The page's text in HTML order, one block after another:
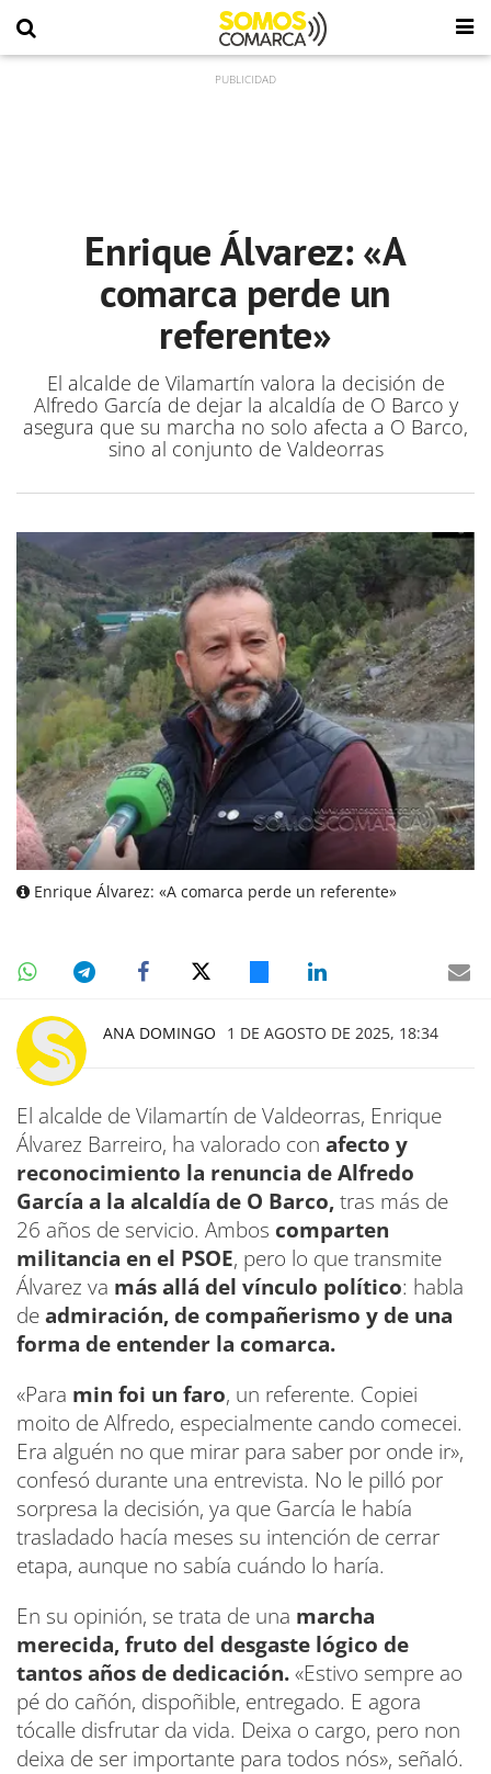
Enrique Álvarez: «A
comarca perde un
referente»
El alcalde de Vilamartín valora la decisión de
Alfredo García de dejar la alcaldía de O Barco y
asegura que su marcha no solo afecta a O Barco,
sino al conjunto de Valdeorras
Enrique Álvarez: «A comarca perde un referente»
ANA DOMINGO 1 DE AGOSTO DE 2025, 18:34
El alcalde de Vilamartín de Valdeorras, Enrique
Álvarez Barreiro, ha valorado con afecto y
reconocimiento la renuncia de Alfredo
García a la alcaldía de O Barco,tras más de
26 años de servicio. Ambos comparten
militancia en el PSOE, pero lo que transmite
Álvarez va más allá del vínculo político: habla
deadmiración, de compañerismo y de una
forma de entender la comarca.
«Para min foi un faro, un referente. Copiei
moito de Alfredo, especialmente cando comecei.
Era alguén no que mirar para saber por onde ir»,
confesó durante una entrevista. No le pilló por
sorpresa la decisión, ya que García le había
trasladado hacía meses su intención de cerrar
etapa, aunque no sabía cuándo lo haría.
En su opinión, se trata de una marcha
merecida, fruto del desgaste lógico de
tantos años de dedicación.«Estivo sempre ao
pé do cañón, dispoñible, entregado. E agora
tócalle disfrutar da vida. Deixa o cargo, pero non
deixa de ser importante para todos nós», señaló.